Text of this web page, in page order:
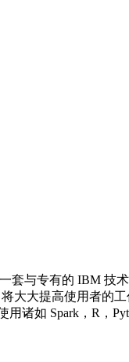
套与专有的 IBM 技
大大提高使用者的工
诸如 Spark，R，